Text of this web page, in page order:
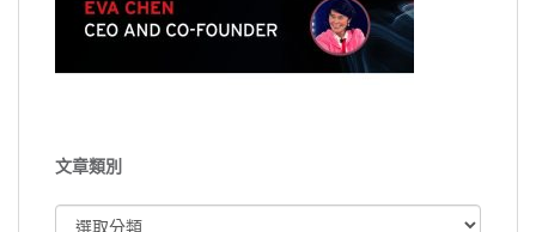
文章類別